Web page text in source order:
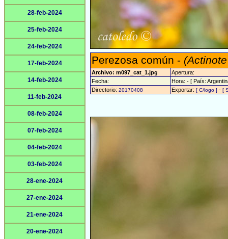
28-feb-2024
25-feb-2024
24-feb-2024
17-feb-2024
14-feb-2024
11-feb-2024
08-feb-2024
07-feb-2024
04-feb-2024
03-feb-2024
28-ene-2024
27-ene-2024
21-ene-2024
20-ene-2024
Perezosa común -
Archivo: m097_cat_1.jpg
Apertura:
Fecha:
Hora: - [ País:
Directorio: 20170408 Exportar: [ C/logo ] - [